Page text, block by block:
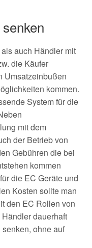
auch Händler mit
die Käufer
Umsatzeinbußen
kommen.
System für die
mit dem
der Betrieb von
Gebühren die bei
kommen
die EC Geräte und
Kosten sollte man
den EC Rollen von
dauerhaft
ohne auf